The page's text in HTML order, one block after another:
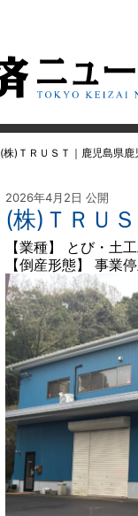
(株)ＴＲＵＳＴ｜鹿児島県鹿
2026年4月2日 公開
(株)ＴＲＵ
【業種】 とび・土
【倒産形態】 事業